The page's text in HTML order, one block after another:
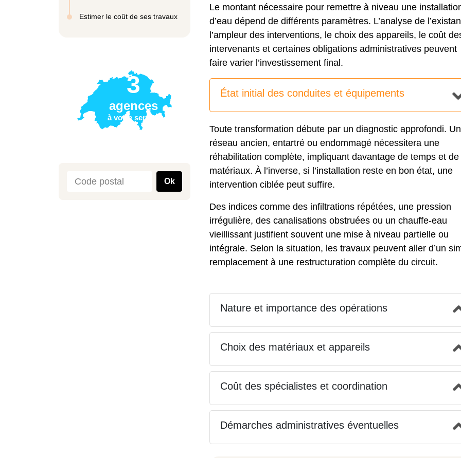
Estimer le coût de ses travaux
3
agences
à votre service
Ok
Le montant nécessaire pour remettre à niveau une
d’eau dépend de différents paramètres. L’analyse de
l’ampleur des interventions, le choix des appareils, le coût
intervenants et certaines obligations administratives peuvent
faire varier l’investissement final.
État initial des conduites et équipements
Toute transformation débute par un diagnostic approfondi. Un
réseau ancien, entartré ou endommagé nécessitera une
réhabilitation complète, impliquant davantage de temps et de
matériaux. À l’inverse, si l’installation reste en bon état, une
intervention ciblée peut suffire.
Des indices comme des infiltrations répétées, une pression
irrégulière, des canalisations obstruées ou un chauffe-eau
vieillissant justifient souvent une mise à niveau partielle ou
intégrale. Selon la situation, les travaux peuvent aller d’un
remplacement à une restructuration complète du circuit.
Nature et importance des opérations
Choix des matériaux et appareils
Coût des spécialistes et coordination
Démarches administratives éventuelles